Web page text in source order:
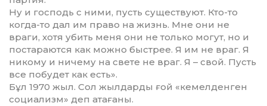
Ну и господь с ними, пусть существуют. Кто-то
когда-то дал им право на жизнь. Мне они не
враги, хотя убить меня они не только могут, но и
постараются как можно быстрее. Я им не враг. Я
никому и ничему на свете не враг. Я – свой. Пусть
все побудет как есть».
Бұл 1970 жыл. Сол жылдарды ғой «кемелденген
социализм» деп ата­ғаны.